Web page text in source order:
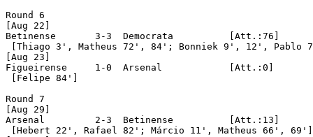
Round 6
[Aug 22]
Betinense	3-3  Democrata		[Att.:76]
[Thiago 3', Matheus 72', 84'; Bonniek 9', 12', Pablo
[Aug 23]
Figueirense	1-0  Arsenal		[Att.:0]
[Felipe 84']
Round 7
[Aug 29]
Arsenal		2-3  Betinense		[Att.:13]
[Hebert 22', Rafael 82'; Márcio 11', Matheus 66', 69']